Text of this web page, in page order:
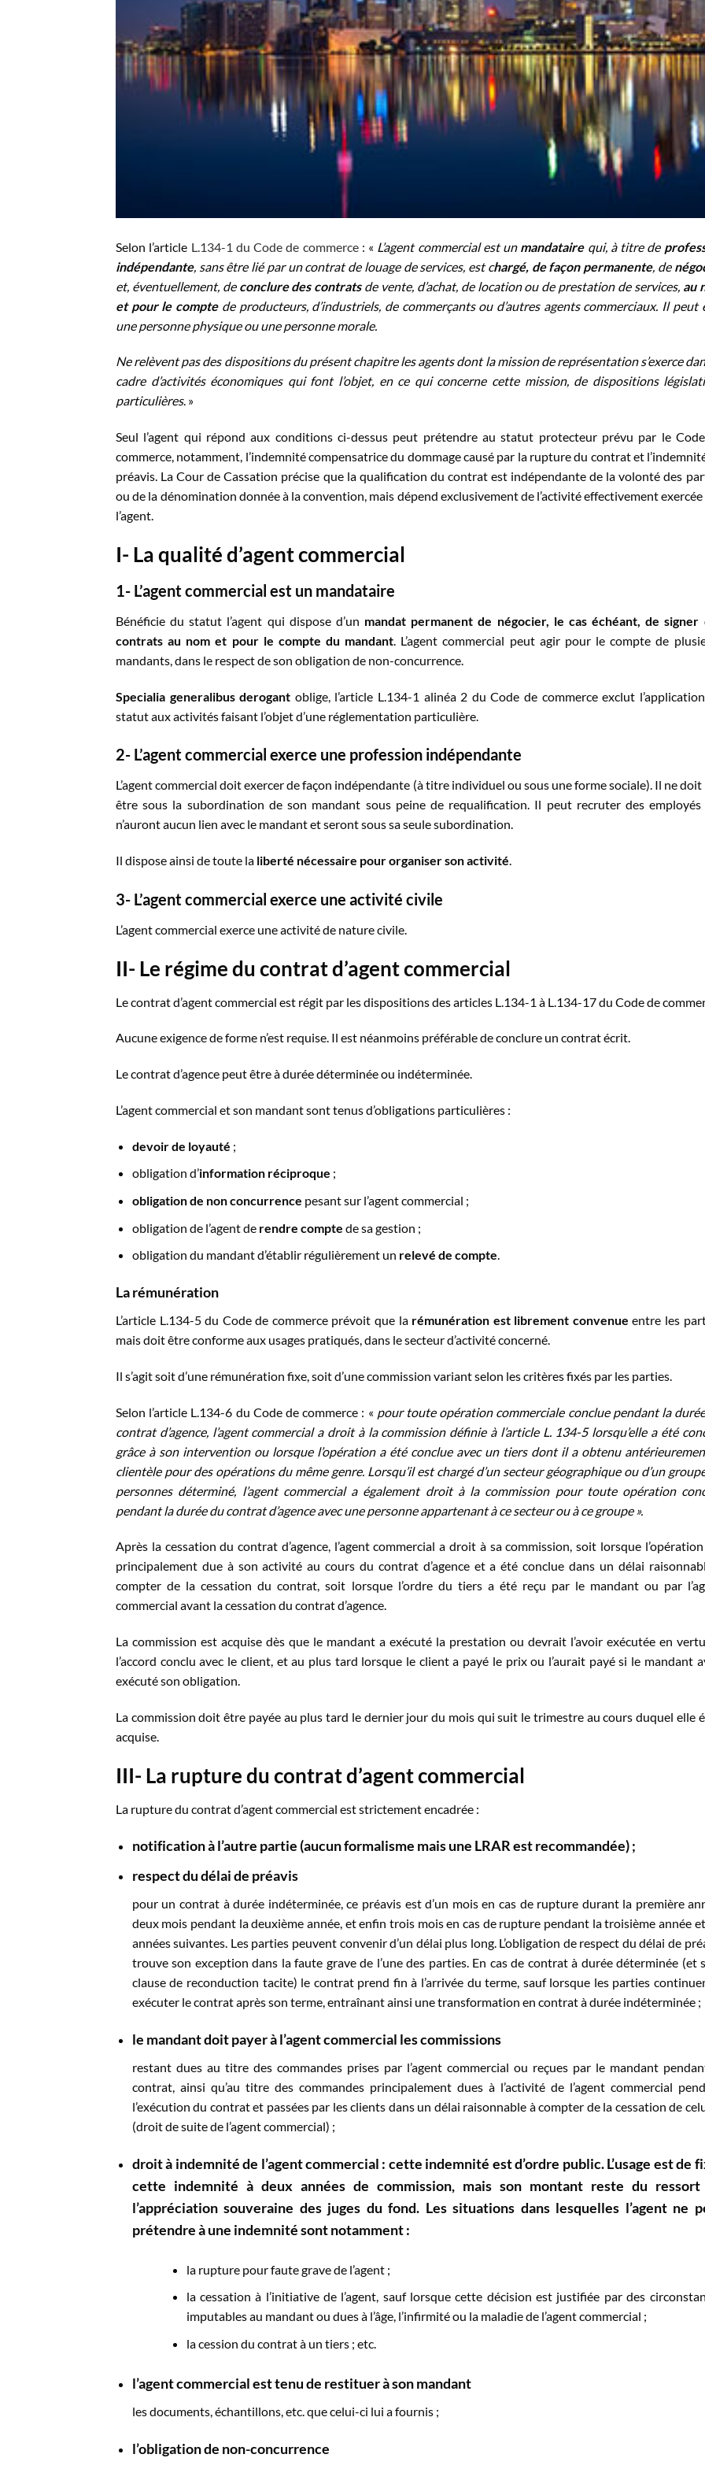
Selon l’article L.134-1 du Code de commerce: « L’agent commercial est un mandatairequi, à titre de
indépendante, sans être lié par un contrat de louage de services, est chargé, de façon permanente, de
et, éventuellement, de conclure des contratsde vente, d’achat, de location ou de prestation de services, au
et pour le comptede producteurs, d’industriels, de commerçants ou d’autres agents commerciaux. Il peut
une personne physique ou une personne morale.
Ne relèvent pas des dispositions du présent chapitre les agents dont la mission de représentation s’exerce
cadre d’activités économiques qui font l’objet, en ce qui concerne cette mission, de dispositions
particulières. »
Seul l’agent qui répond aux conditions ci-dessus peut prétendre au statut protecteur prévu par le
commerce, notamment, l’indemnité compensatrice du dommage causé par la rupture du contrat et
préavis. La Cour de Cassation précise que la qualification du contrat est indépendante de la volonté des
ou de la dénomination donnée à la convention, mais dépend exclusivement de l’activité effectivement
l’agent.
I- La qualité d’agent commercial
1- L’agent commercial est un mandataire
Bénéficie du statut l’agent qui dispose d’un mandat permanent de négocier, le cas échéant, de signer
contrats au nom et pour le compte du mandant. L’agent commercial peut agir pour le compte de
mandants, dans le respect de son obligation de non-concurrence.
Specialia generalibus derogant oblige, l’article L.134-1 alinéa 2 du Code de commerce exclut
statut aux activités faisant l’objet d’une réglementation particulière.
2- L’agent commercial exerce une profession indépendante
L’agent commercial doit exercer de façon indépendante (à titre individuel ou sous une forme sociale). Il ne doit
être sous la subordination de son mandant sous peine de requalification. Il peut recruter des
n’auront aucun lien avec le mandant et seront sous sa seule subordination.
Il dispose ainsi de toute la liberté nécessaire pour organiser son activité.
3- L’agent commercial exerce une activité civile
L’agent commercial exerce une activité de nature civile.
II- Le régime du contrat d’agent commercial
Le contrat d’agent commercial est régit par les dispositions des articles L.134-1 à L.134-17 du Code de
Aucune exigence de forme n’est requise. Il est néanmoins préférable de conclure un contrat écrit.
Le contrat d’agence peut être à durée déterminée ou indéterminée.
L’agent commercial et son mandant sont tenus d’obligations particulières :
devoir de loyauté ;
obligation d’information réciproque ;
obligation de non concurrence pesant sur l’agent commercial ;
obligation de l’agent de rendre compte de sa gestion ;
obligation du mandant d’établir régulièrement un relevé de compte.
La rémunération
L’article L.134-5 du Code de commerce prévoit que la rémunération est librement convenue entre les
mais doit être conforme aux usages pratiqués, dans le secteur d’activité concerné.
Il s’agit soit d’une rémunération fixe, soit d’une commission variant selon les critères fixés par les parties.
Selon l’article L.134-6 du Code de commerce : « pour toute opération commerciale conclue pendant la
contrat d’agence, l’agent commercial a droit à la commission définie à l’article L. 134-5 lorsqu’elle a été
grâce à son intervention ou lorsque l’opération a été conclue avec un tiers dont il a obtenu
clientèle pour des opérations du même genre. Lorsqu’il est chargé d’un secteur géographique ou d’un
personnes déterminé, l’agent commercial a également droit à la commission pour toute opération
pendant la durée du contrat d’agence avec une personne appartenant à ce secteur ou à ce groupe ».
Après la cessation du contrat d’agence, l’agent commercial a droit à sa commission, soit lorsque
principalement due à son activité au cours du contrat d’agence et a été conclue dans un délai
compter de la cessation du contrat, soit lorsque l’ordre du tiers a été reçu par le mandant ou par
commercial avant la cessation du contrat d’agence.
La commission est acquise dès que le mandant a exécuté la prestation ou devrait l’avoir exécutée en
l’accord conclu avec le client, et au plus tard lorsque le client a payé le prix ou l’aurait payé si le mandant
exécuté son obligation.
La commission doit être payée au plus tard le dernier jour du mois qui suit le trimestre au cours duquel elle
acquise.
III- La rupture du contrat d’agent commercial
La rupture du contrat d’agent commercial est strictement encadrée :
notification à l’autre partie (aucun formalisme mais une LRAR est recommandée) ;
respect dudélai de préavis
pour un contrat à durée indéterminée, ce préavis est d’un mois en cas de rupture durant la première
deux mois pendant la deuxième année, et enfin trois mois en cas de rupture pendant la troisième année
années suivantes. Les parties peuvent convenir d’un délai plus long. L’obligation de respect du délai de
trouve son exception dans la faute grave de l’une des parties. En cas de contrat à durée déterminée (et
clause de reconduction tacite) le contrat prend fin à l’arrivée du terme, sauf lorsque les parties
exécuter le contrat après son terme, entraînant ainsi une transformation en contrat à durée indéterminée ;
le mandant doit payer à l’agent commercial lescommissions
restant dues au titre des commandes prises par l’agent commercial ou reçues par le mandant
contrat, ainsi qu’au titre des commandes principalement dues à l’activité de l’agent commercial
l’exécution du contrat et passées par les clients dans un délai raisonnable à compter de la cessation de
(droit de suite de l’agent commercial) ;
droit à indemnitéde l’agent commercial : cette indemnité est d’ordre public. L’usage est de
cette indemnité à deux années de commission, mais son montant reste du ressort
l’appréciation souveraine des juges du fond. Les situations dans lesquelles l’agent ne
prétendre à une indemnité sont notamment :
la rupture pour faute grave de l’agent ;
la cessation à l’initiative de l’agent, sauf lorsque cette décision est justifiée par des
imputables au mandant ou dues à l’âge, l’infirmité ou la maladie de l’agent commercial ;
la cession du contrat à un tiers ; etc.
l’agent commercial est tenu de restituer à son mandant
les documents, échantillons, etc. que celui-ci lui a fournis ;
l’obligation de non-concurrence